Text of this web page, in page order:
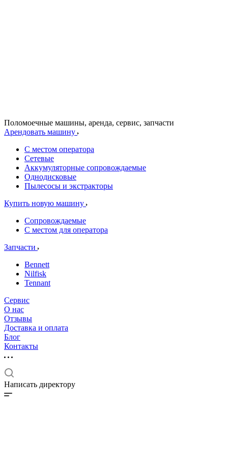
Поломоечные машины, аренда, сервис, запчасти
Арендовать машину
С местом оператора
Сетевые
Аккумуляторные сопровождаемые
Однодисковые
Пылесосы и экстракторы
Купить новую машину
Сопровождаемые
С местом для оператора
Запчасти
Bennett
Nilfisk
Tennant
Сервис
О нас
Отзывы
Доставка и оплата
Блог
Контакты
Написать директору